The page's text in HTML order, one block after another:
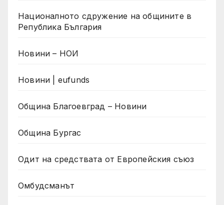
Националното сдружение на общините в
Република България
Новини – НОИ
Новини | eufunds
Община Благоевград – Новини
Община Бургас
Одит на средствата от Европейския съюз
Омбудсманът